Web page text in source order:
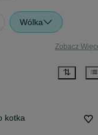
Wólka
Zobacz
kotka